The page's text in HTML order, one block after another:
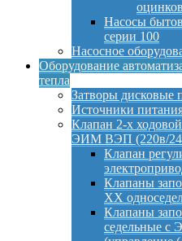
Насосы
серии 100
Насосное
Оборудование
тепла
Затворы
Источники
Клапан 2-х
ЭИМ ВЭП (220в/
Клапан
Клапаны
ХХ
Клапаны
седельные